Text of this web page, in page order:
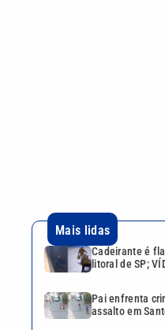
Criança de 7
de Mongaguá;